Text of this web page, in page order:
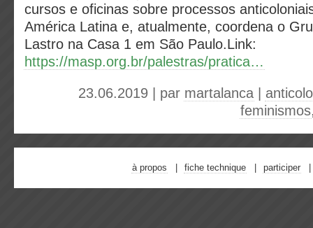
cursos e oficinas sobre processos
América Latina e, atualmente, coordena o
Lastro na Casa 1 em São Paulo.Link:
https://masp.org.br/palestras/pratica…
23.06.2019 | par martalanca
feminismos
à propos fiche technique participer